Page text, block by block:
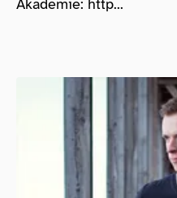
Akademie: http...